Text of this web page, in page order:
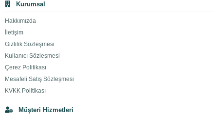
Kurumsal
Hakkımızda
İletişim
Gizlilik Sözleşmesi
Kullanıcı Sözleşmesi
Çerez Politikası
Mesafeli Satış Sözleşmesi
KVKK Politikası
Müşteri Hizmetleri